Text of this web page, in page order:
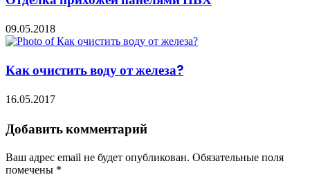
09.05.2018
Как очистить воду от железа?
16.05.2017
Добавить комментарий
Ваш адрес email не будет опубликован. Обязательные поля
помечены *